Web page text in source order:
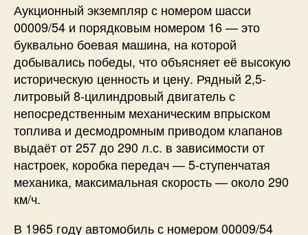
Аукционный экземпляр с номером шасси
00009/54 и порядковым номером 16 — это
буквально боевая машина, на которой
добывались победы, что объясняет её высокую
историческую ценность и цену. Рядный 2,5-
литровый 8-цилиндровый двигатель с
непосредственным механическим впрыском
топлива и десмодромным приводом клапанов
выдаёт от 257 до 290 л.с. в зависимости от
настроек, коробка передач — 5-ступенчатая
механика, максимальная скорость — около 290
км/ч.
В 1965 году автомобиль с номером 00009/54